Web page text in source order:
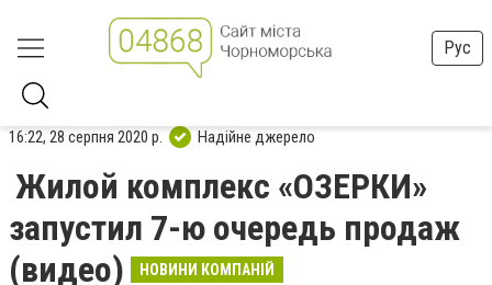
Рус
16:22, 28 серпня 2020 р. Надійне джерело
Жилой комплекс «ОЗЕРКИ»
запустил 7-ю очередь продаж
(видео)
НОВИНИ КОМПАНІЙ